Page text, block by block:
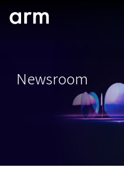
Skip to Footer
サポート
IP サポート
企業様向けFlexible
Armアカウント
ログインしてArmアカ
Newsroom